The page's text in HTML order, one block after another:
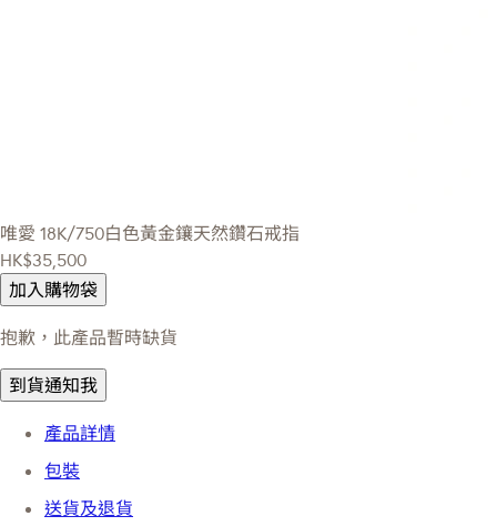
唯愛 18K/750白色黃金鑲天然鑽石戒指
HK$35,500
加入購物袋
抱歉，此產品暫時缺貨
到貨通知我
產品詳情
包裝
送貨及退貨